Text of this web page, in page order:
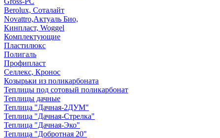
Berolux, Соталайт
Novattro,Актуаль Био,
Кинпласт, Woggel
Комплектующие
Пластилюкс
Полигаль
Профипласт
Селлекс, Кронос
Козырьки из поликарбоната
Теплицы под сотовый поликарбонат
Теплицы дачные
Теплица "Дачная-2ДУМ"
Теплица "Дачная-Стрелка"
Теплица "Дачная-Эко"
Теплица "Добротная 20"